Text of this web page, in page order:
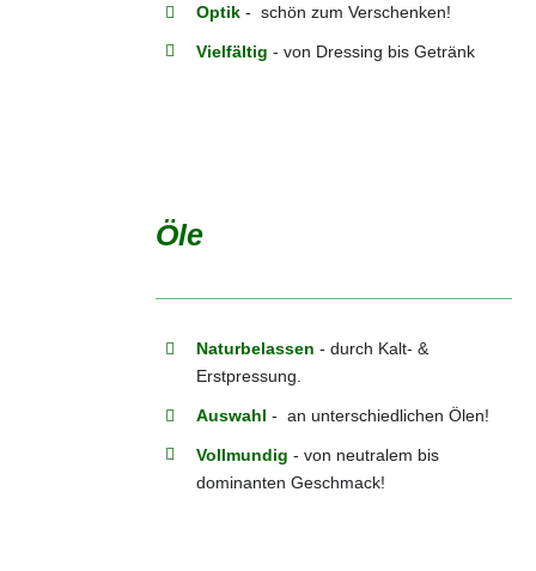
Optik - schön zum Verschenken!
Vielfältig - von Dressing bis Getränk
Öle
Naturbelassen - durch Kalt- &
Erstpressung.
Auswahl - an unterschiedlichen Ölen!
Vollmundig - von neutralem bis
dominanten Geschmack!